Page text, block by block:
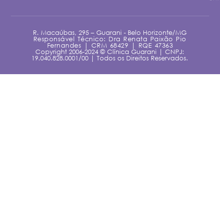
R. Macaúbas, 295 – Guarani - Belo Horizonte/MG
Responsável Técnico: Dra Renata Paixão Pio
Fernandes | CRM 68429 | RQE 47363
Copyright 2006-2024 © Clínica Guarani | CNPJ:
19.040.828.0001/00 | Todos os Direitos Reservados.